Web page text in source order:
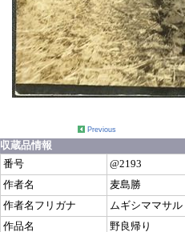
Previous
収蔵品情報
番号
@2193
作者名
麦島勝
作者名フリガナ
ムギシママサル
作品名
野良帰り